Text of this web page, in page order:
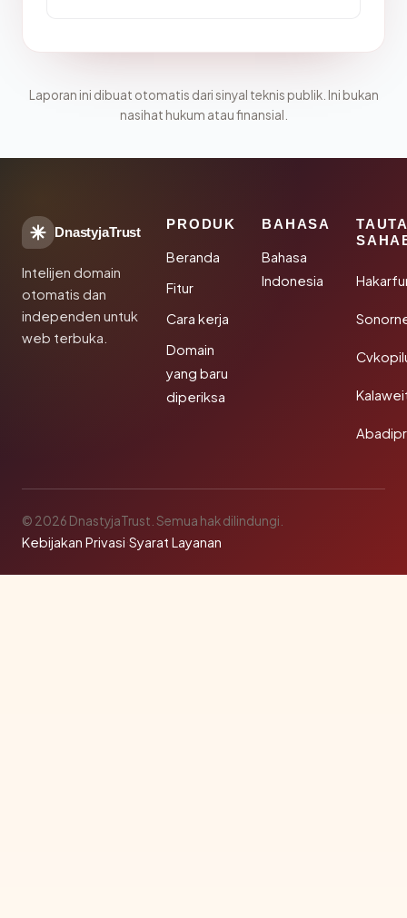
Laporan ini dibuat otomatis dari sinyal teknis publik. Ini bukan
nasihat hukum atau finansial.
DnastyjaTrust
Intelijen domain
otomatis dan
independen untuk
web terbuka.
PRODUK
Beranda
Fitur
Cara kerja
Domain
yang baru
diperiksa
BAHASA
Bahasa
Indonesia
© 2026 DnastyjaTrust. Semua hak dilindungi.
Kebijakan Privasi·Syarat Layanan